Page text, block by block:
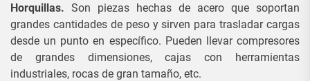
Horquillas. Son piezas hechas de acero que soportan
grandes cantidades de peso y sirven para trasladar cargas
desde un punto en específico. Pueden llevar compresores
de grandes dimensiones, cajas con herramientas
industriales, rocas de gran tamaño, etc.